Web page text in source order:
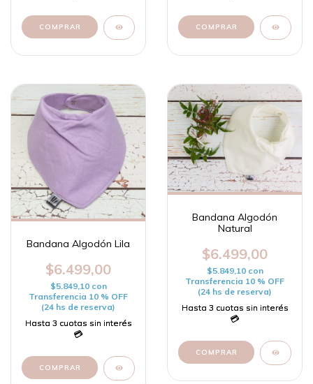
Bandana Algodón Lila
$6.499,00
$5.849,10 con
Transferencia 10 % OFF
(24 hs de reserva)
Bandana Algodón
Natural
$6.499,00
$5.849,10 con
Transferencia 10 % OFF
(24 hs de reserva)